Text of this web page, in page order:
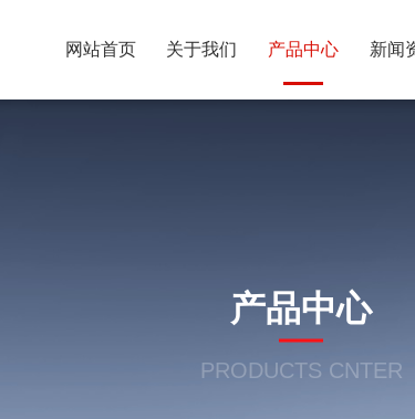
网站首页 关于我们 产品中心 新闻
产品中心
PRODUCTS CNTER